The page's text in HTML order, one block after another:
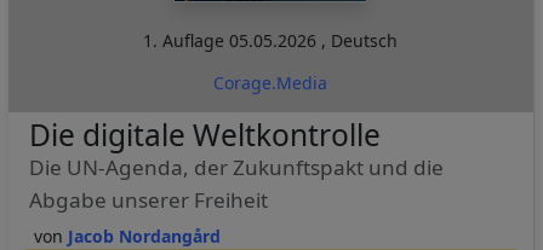
1. Auflage05.05.2026 , Deutsch
Corage.Media
Jacob Nordangård
Die digitale Weltkontrolle
Die UN-Agenda, der Zukunftspakt und die
Abgabe unserer Freiheit